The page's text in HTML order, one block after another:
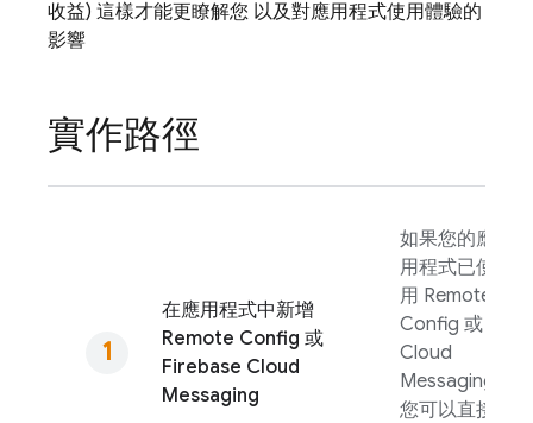
收益) 這樣才能更瞭解您 以及對應用程式使用體驗的
影響
實作路徑
在應用程式中新增
Remote Config 或
Firebase Cloud
Messaging
如果您的應
用程式已使
用 Remote
Config 或
Cloud
Messaging
您可以直接